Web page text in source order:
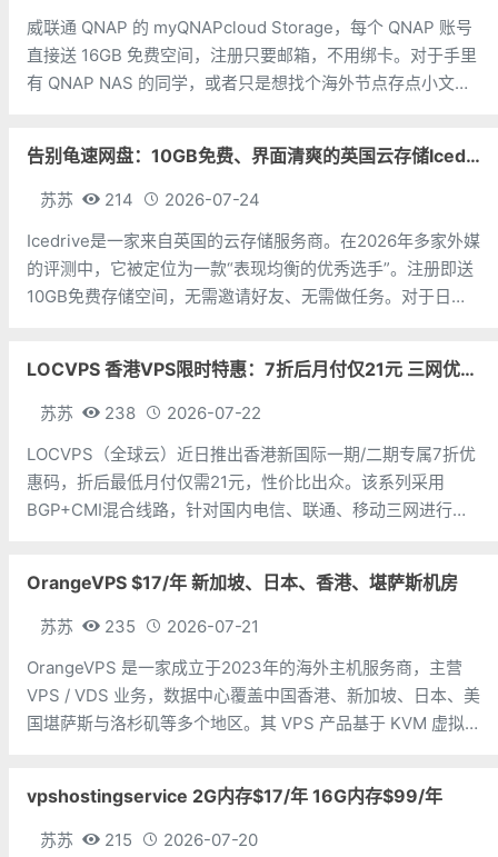
威联通 QNAP 的 myQNAPcloud Storage，每个 QNAP 账号
直接送 16GB 免费空间，注册只要邮箱，不用绑卡。对于手里
有 QNAP NAS 的同学，或者只是想找个海外节点存点小文件
告别龟速网盘：10GB免费、界面清爽的英国云存储Icedrive体验
苏苏 214
2026-07-24
Icedrive是一家来自英国的云存储服务商。在2026年多家外媒
的评测中，它被定位为一款“表现均衡的优秀选手”。注册即送
10GB免费存储空间，无需邀请好友、无需做任务。对于日常
是上传
LOCVPS 香港VPS限时特惠：7折后月付仅21元 三网优化BGP线路 可选原生IP
苏苏 238
2026-07-22
LOCVPS（全球云）近日推出香港新国际一期/二期专属7折优
惠码，折后最低月付仅需21元，性价比出众。该系列采用
BGP+CMI混合线路，针对国内电信、联通、移动三网进行专
术，机房覆
OrangeVPS $17/年 新加坡、日本、香港、堪萨斯机房
苏苏 235
2026-07-21
OrangeVPS 是一家成立于2023年的海外主机服务商，主营
VPS / VDS 业务，数据中心覆盖中国香港、新加坡、日本、美
国堪萨斯与洛杉矶等多个地区。其 VPS 产品基于 KVM 虚拟
vpshostingservice 2G内存$17/年 16G内存$99/年
苏苏 215
2026-07-20